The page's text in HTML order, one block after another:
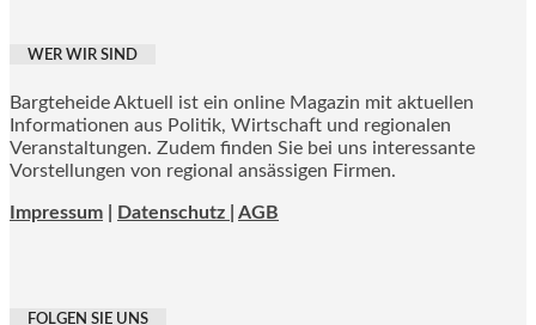
WER WIR SIND
Bargteheide Aktuell ist ein online Magazin mit aktuellen
Informationen aus Politik, Wirtschaft und regionalen
Veranstaltungen. Zudem finden Sie bei uns interessante
Vorstellungen von regional ansässigen Firmen.
Impressum Datenschutz | AGB
FOLGEN SIE UNS